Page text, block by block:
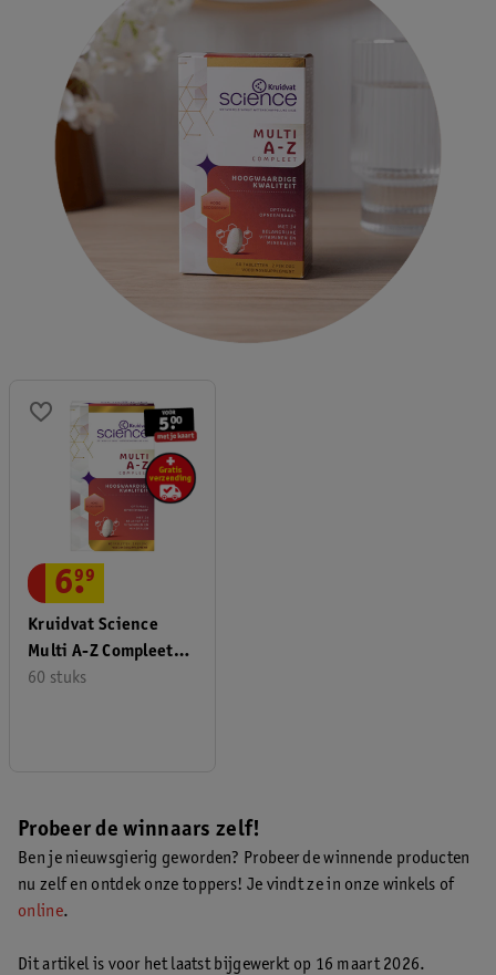
Kruidvat Science
Multi A-Z Compleet
Tabletten
60 stuks
6.
99
Probeer de winnaars zelf!
Ben je nieuwsgierig geworden? Probeer de winnende producten
nu zelf en ontdek onze toppers! Je vindt ze in onze winkels of
online.
Dit artikel is voor het laatst bijgewerkt op 16 maart 2026.